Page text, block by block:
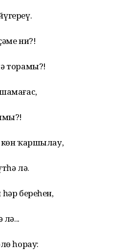
ни?!
торамы?!
көн ҡаршылау,
лә.
береһен,
лә...
һорау: